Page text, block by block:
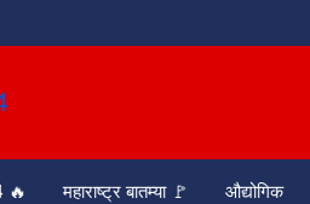
24
🔥 महाराष्ट्र बातम्या 🚩 औद्योगिक